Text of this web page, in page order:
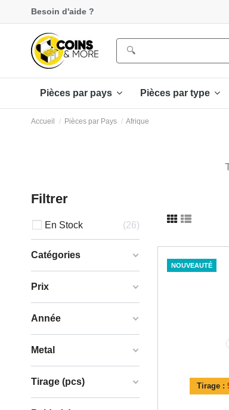
Besoin d'aide ?
Pièces par pays Pièces par type
Accueil Pièces par Pays Afrique
Tirage :
NOUVEAUTÉ
Filtrer
En Stock 26
Catégories
Prix
Année
Metal
Tirage (pcs)